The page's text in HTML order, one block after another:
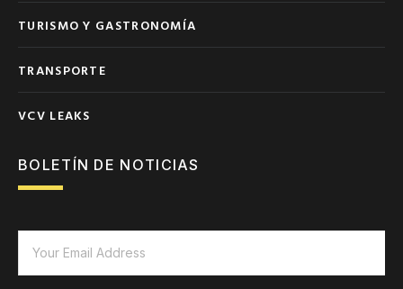
TURISMO Y GASTRONOMÍA
TRANSPORTE
VCV LEAKS
BOLETÍN DE NOTICIAS